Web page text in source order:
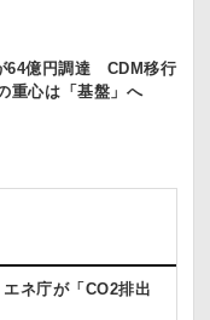
64億円調達 CDM移行
重心は「基盤」へ
ネ庁が「CO2排出